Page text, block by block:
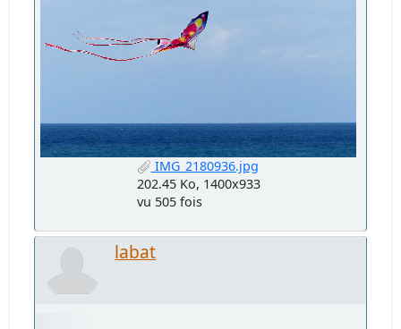
IMG_2180936.jpg
202.45 Ko, 1400x933
vu 505 fois
labat